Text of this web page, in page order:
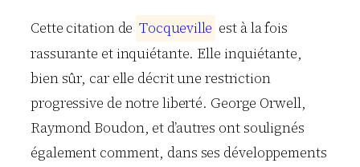
Cette citation de Tocqueville est à la fois
rassurante et inquiétante. Elle inquiétante,
bien sûr, car elle décrit une restriction
progressive de notre liberté. George Orwell,
Raymond Boudon, et d’autres ont soulignés
également comment, dans ses développements